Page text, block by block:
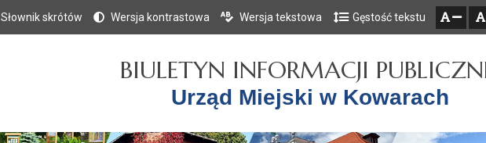
Przejdź do głównego menu
Przejdź do treści
Przejdź do mapy serwisu
Słownik skrótów Wersja kontrastowa Wersja tekstowa Gęstość tekstu
BIULETYN INFORMACJI
Urząd Miejski w Kowarach